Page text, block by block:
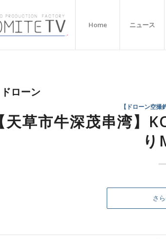
Home ニュース
ドローン
【ドローン空撮
【天草市牛深茂串湾】
り
さ